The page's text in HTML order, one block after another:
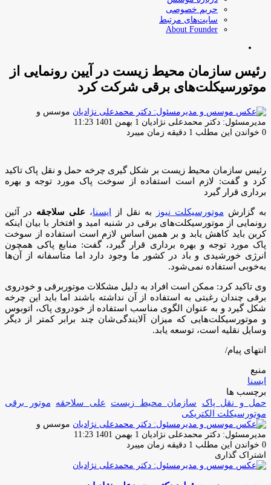
حریم خصوصی
سایت‌های مرتبط
About Founder
رئیس سازمان محیط زیست در آیین رونمایی از
موتورسیکلت‌های برقی شرکت کرد
موسس و
مدیرمسئول: دکتر محمدعلی نژادیان ارسال
ایمیل
1 بهمن 1401 11:23
0 خواندن این مطلب 1 دقیقه زمان میبرد
رئیس سازمان محیط زیست بر شکل گیری چرخه حمل و نقل پاک تاکید
کرد و گفت: لازم است استفاده از سوخت پاک مورد توجه و بهره
برداری قرار گیرد
به گزارش موتورسیکلت نیوز به نقل از ایسنا، علی سلاجقه در آئین
رونمایی از موتورسیکلت‌های برقی در شنبه امید و افتخار با بیان اینکه
کربن باید کاهش یابد و بر همین اساس لازم است استفاده از سوخت
پاک مورد توجه و بهره برداری قرار گیرد، گفت: منابع پاکی همچون
انرژی خورشیدی و باد در کشور ما وجود دارد اما متاسفانه از آن‌ها
به‌خوبی استفاده نمی‌شود.
وی تاکید کرد: ممکن است افراد به دلیل مشکلات موتوربرقی و خودروی
برقی چندان رغبتی به استفاده از آن نداشته باشند اما باید این چرخه
شکل گیرد و به عنوان الگوی مناسب استفاده از خودروی پاک، اتوبوس
و موتورسیکلت‌هایی که میزان آلایندگی‌شان چند برابر کمتر از دیگر
وسایل نقلیه است، توسعه یابد.
انتهای پیام/
منبع
ایسنا
برچسب ها
حمل و نقل پاک
سازمان محیط زیست علی سلاجقه
موتور برقی
موتورسیکلت الکتریکى
موسس و
مدیرمسئول: دکتر محمدعلی نژادیان ارسال
ایمیل
1 بهمن 1401 11:23
0 خواندن این مطلب 1 دقیقه زمان میبرد
اشتراک گذاری
فیس
توئیتر
لینکدین
واتس
تلگرام
اشتراک
چاپ